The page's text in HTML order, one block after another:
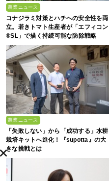
農業ニュース
コナジラミ対策とハチへの安全性を両
立。若きトマト生産者が「エフィコン
®SL」で描く持続可能な防除戦略
農業ニュース
「失敗しない」から「成功する」水耕
栽培キットへ進化！『supotta』の大
きな挑戦とは